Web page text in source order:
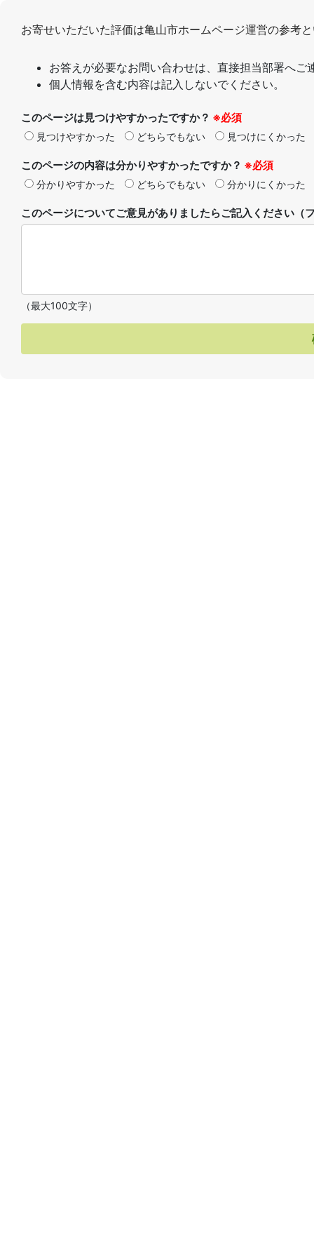
お寄せいただいた評価は亀山市ホームページ運営の参考
お答えが必要なお問い合わせは、直接担当部署へご
個人情報を含む内容は記入しないでください。
このページは見つけやすかったですか？ ※必須
見つけやすかった どちらでもない 見つけにくかった
このページの内容は分かりやすかったですか？ ※必須
分かりやすかった どちらでもない 分かりにくかった
このページについてご意見がありましたらご記入ください
（最大100文字）